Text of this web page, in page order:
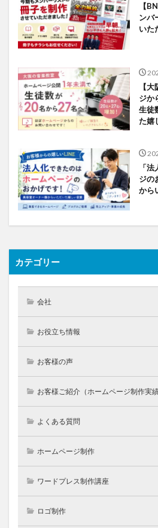
【
ンバ
いた
【
ジか
生徒
た嬉
「
ジの
から
カテゴリー
会社
お役立ち情報
お客様の声
お客様ご紹介（ホームページ制作実績
よくある質問
ホームページ制作
ワードプレス制作講座
ロゴ制作